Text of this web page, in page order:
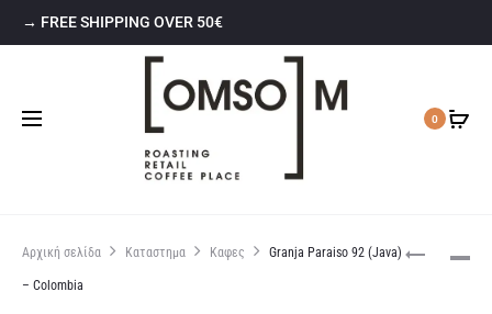
→ FREE SHIPPING OVER 50€
0
Αρχική σελίδα Καταστημα Καφες Granja Paraiso 92 (Java)
– Colombia